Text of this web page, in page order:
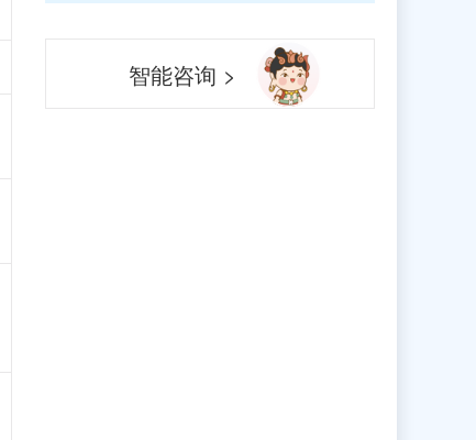
智能咨询 >